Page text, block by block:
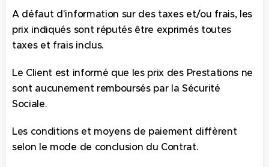
A défaut d'information sur des taxes et/ou frais, les
prix indiqués sont réputés être exprimés toutes
taxes et frais inclus.
Le Client est informé que les prix des Prestations ne
sont aucunement remboursés par la Sécurité
Sociale.
Les conditions et moyens de paiement diffèrent
selon le mode de conclusion du Contrat.